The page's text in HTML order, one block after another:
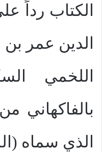
الكتاب رداً
الدين عمر
اللخمي
بالفاكهاني
الذي سماه